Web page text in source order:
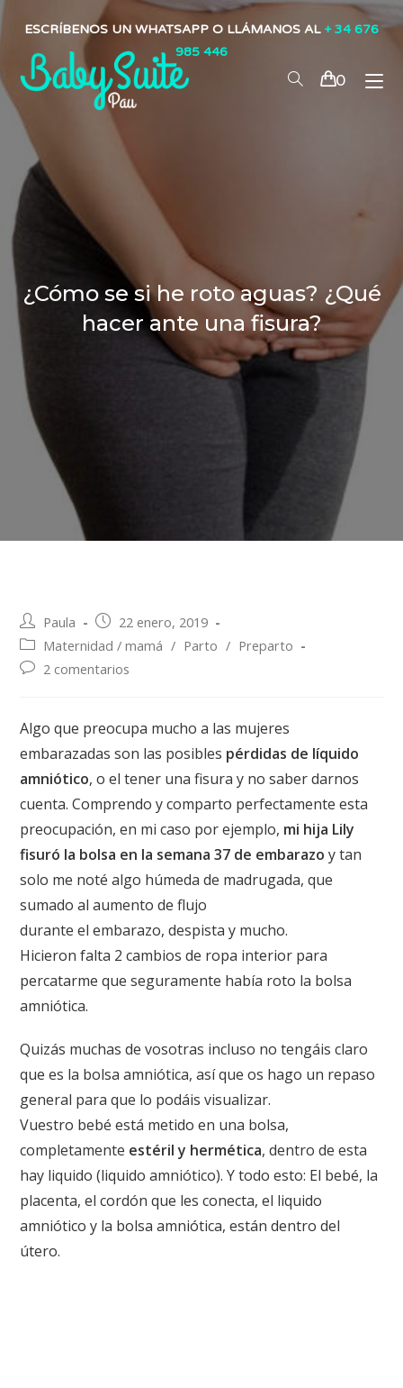
ESCRÍBENOS UN WHATSAPP O LLÁMANOS AL + 34 676
985 446
0
¿Cómo se si he roto aguas? ¿Qué
hacer ante una fisura?
Paula
22 enero, 2019
Maternidad / mamá / Parto / Preparto
2 comentarios
Algo que preocupa mucho a las mujeres
embarazadas son las posibles pérdidas de líquido
amniótico, o el tener una fisura y no saber darnos
cuenta. Comprendo y comparto perfectamente esta
preocupación, en mi caso por ejemplo, mi hija Lily
fisuró la bolsa en la semana 37 de embarazo y tan
solo me noté algo húmeda de madrugada, que
sumado al aumento de flujo
durante el embarazo, despista y mucho.
Hicieron falta 2 cambios de ropa interior para
percatarme que seguramente había roto la bolsa
amniótica.
Quizás muchas de vosotras incluso no tengáis claro
que es la bolsa amniótica, así que os hago un repaso
general para que lo podáis visualizar.
Vuestro bebé está metido en una bolsa,
completamente estéril y hermética, dentro de esta
hay liquido (liquido amniótico). Y todo esto: El bebé, la
placenta, el cordón que les conecta, el liquido
amniótico y la bolsa amniótica, están dentro del
útero.